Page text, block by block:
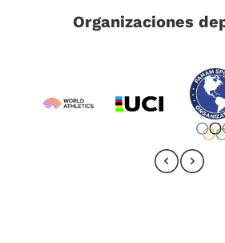
Organizaciones